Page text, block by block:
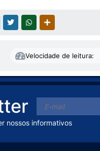
MESSENGER
TWITTERWHATSAPP
Velocidade de leitura:
nossos informativos